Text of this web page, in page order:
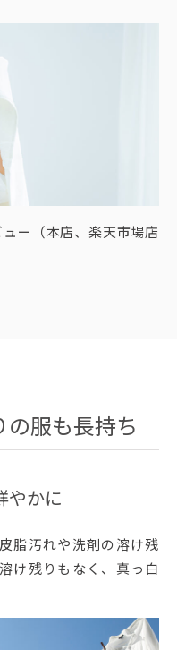
ー（本店、楽天市場店
服も長持ち
やかに
脂汚れや洗剤の溶け残
け残りもなく、真っ白